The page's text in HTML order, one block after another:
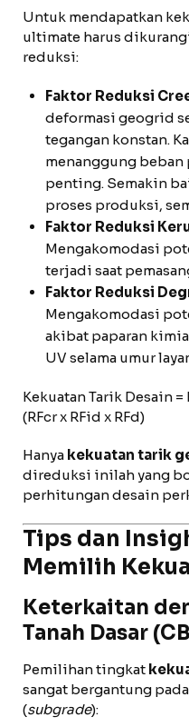
Untuk mendapatkan
ultimate harus
reduksi:
Faktor Reduksi
deformasi geogrid
tegangan konstan.
menanggung beban
penting. Semakin
proses produksi,
Faktor Reduksi
Mengakomodasi
terjadi saat
Faktor Reduksi
Mengakomodasi
akibat paparan
UV selama umur
Kekuatan Tarik Desain
(RFcr x RFid x RFd)
Hanya kekuatan tarik
direduksi inilah yang
perhitungan desain
Tips dan
Memilih
Keterkaitan
Tanah Dasar
Pemilihan tingkat
sangat bergantung
(subgrade):